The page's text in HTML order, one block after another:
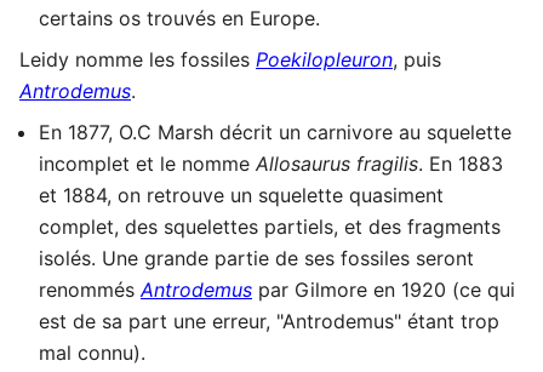
certains os trouvés en Europe.
Leidy nomme les fossiles Poekilopleuron, puis
Antrodemus.
En 1877, O.C Marsh décrit un carnivore au squelette
incomplet et le nomme Allosaurus fragilis. En 1883
et 1884, on retrouve un squelette quasiment
complet, des squelettes partiels, et des fragments
isolés. Une grande partie de ses fossiles seront
renommés Antrodemus par Gilmore en 1920 (ce qui
est de sa part une erreur, "Antrodemus" étant trop
mal connu).